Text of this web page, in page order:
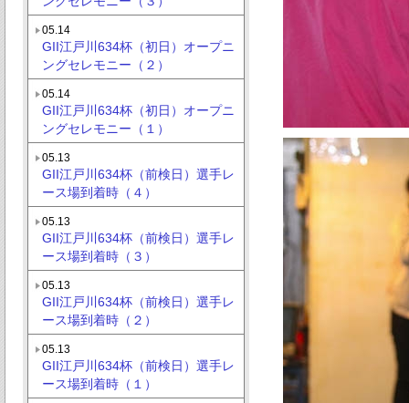
05.14
GII江戸川634杯（初日）オープニ
ングセレモニー（２）
05.14
GII江戸川634杯（初日）オープニ
ングセレモニー（１）
05.13
GII江戸川634杯（前検日）選手レ
ース場到着時（４）
05.13
GII江戸川634杯（前検日）選手レ
ース場到着時（３）
05.13
GII江戸川634杯（前検日）選手レ
ース場到着時（２）
05.13
GII江戸川634杯（前検日）選手レ
ース場到着時（１）